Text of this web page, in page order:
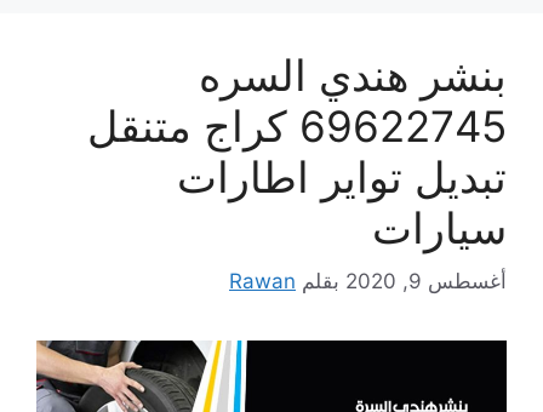
بنشر هندي السره
69622745 كراج متنقل
تبديل تواير اطارات
سيارات
أغسطس 9, 2020 بقلم Rawan